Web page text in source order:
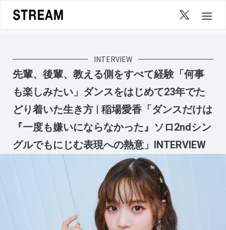
content
INTERVIEW
先輩、後輩、教える側をすべて経験「何事
も楽しみたい」ダンスをはじめて23年でた
どり着いた生き方 | 稲場愛香「ダンスだけは
『一度も嫌いにならなかった』ソロ2ndシン
グルでもにじむ表現への熱意」INTERVIEW